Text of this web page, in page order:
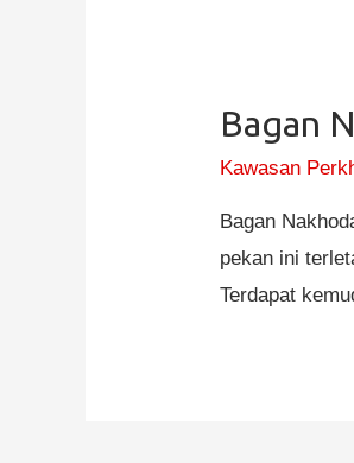
Bagan
Kawasan
Bagan
pekan ini
Terdapat